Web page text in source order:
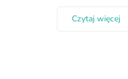
Czytaj więcej